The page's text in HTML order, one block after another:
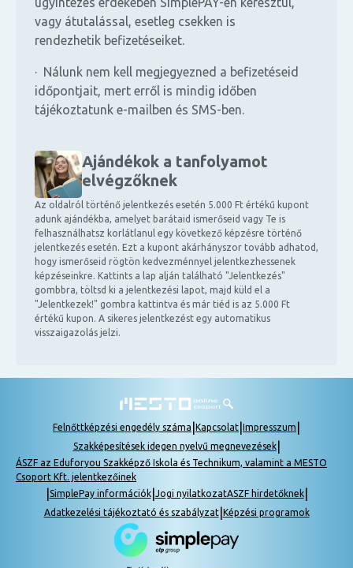
vagy átutalással, esetleg csekken is
rendezhetik befizetéseiket.
· Nálunk nem kell megjegyezned a befizetéseid
időpontjait, mert erről is mindig időben
tájékoztatunk e-mailben és SMS-ben.
Ajándékok a tanfolyamot
elvégzőknek
Az oldalról történő jelentkezés esetén 5.000 Ft értékű kupont
adunk ajándékba, amelyet barátaid ismerőseid vagy Te is
felhasználhatsz korlátlanul egy következő képzésre történő
jelentkezés esetén. Ezt a kupont akárhányszor tovább adhatod,
hogy ismerőseid rögtön kedvezménnyel jelentkezhessenek
képzéseinkre. Kattints a lap alján található "Jelentkezés"
gombbra, töltsd ki a jelentkezési lapot, majd küld el a
"Jelentkezek!" gombra kattintva és már tiéd is az 5.000 Ft
értékű kupon. A sikeres jelentkezést egy automatikus
visszaigazolás jelzi.
Felnőttképzési engedély száma Kapcsolat Impresszum
Szakképesítések idegen nyelvű megnevezések|
ÁSZF az Eduforyou Szakképző Iskola és Technikum, valamint a MESTO
Csoport Kft. jelentkezőinek
SimplePay információk| Jogi nyilatkozatASZF hirdetőknek|
Adatkezelési tájékoztató és szabályzat| Képzési programok